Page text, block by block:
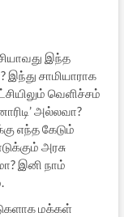
இந்த
இந்து சாமியாராக
வெளிச்சம்
அல்லவா?
எந்த கேடும்
அரசு
இனி நாம்
மக்கள்